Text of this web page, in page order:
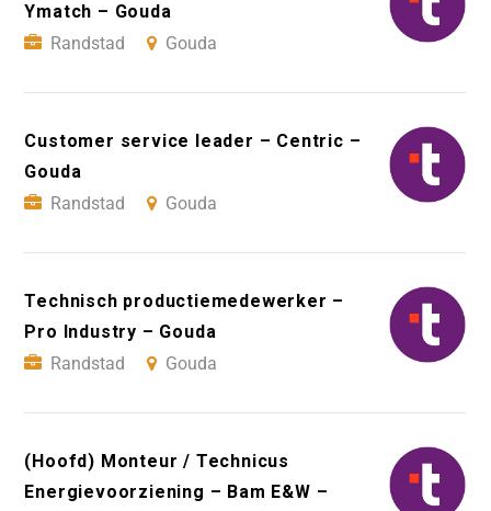
Ymatch – Gouda
Randstad
Gouda
Customer service leader – Centric –
Gouda
Randstad
Gouda
Technisch productiemedewerker –
Pro Industry – Gouda
Randstad
Gouda
(Hoofd) Monteur / Technicus
Energievoorziening – Bam E&W –